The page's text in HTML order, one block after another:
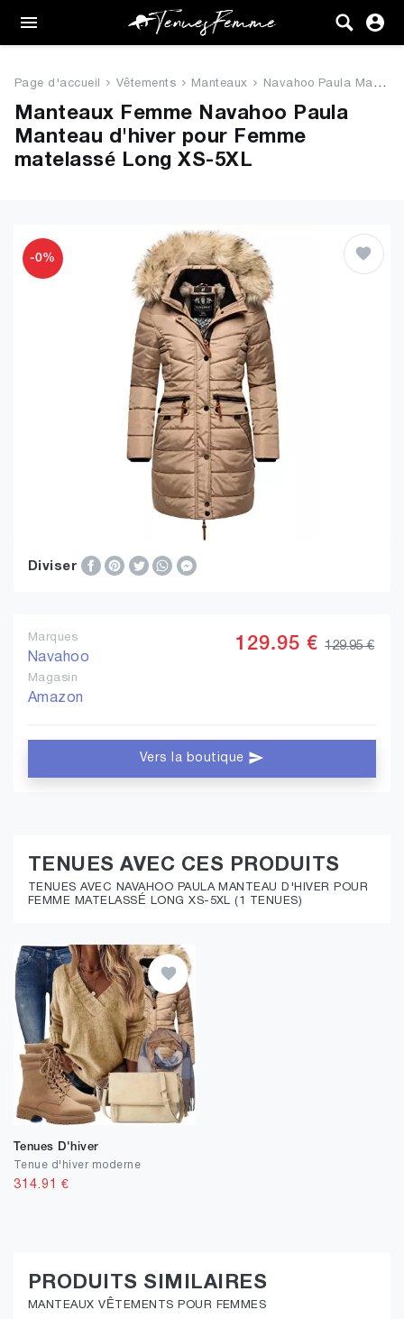
Femme
Vêtements
Chaussures
VENTE
Page d'accueil Vêtements Manteaux Navahoo Paula Manteau d'hiver ...
Manteaux Femme Navahoo Paula
Manteau d'hiver pour Femme
matelassé Long XS-5XL
-0%
Diviser
Marques
Navahoo
Magasin
Amazon
129.95 € 129.95 €
Vers la boutique
TENUES AVEC CES PRODUITS
TENUES AVEC NAVAHOO PAULA MANTEAU D'HIVER POUR
FEMME MATELASSÉ LONG XS-5XL (1 TENUES)
Tenues D'hiver
Tenue d'hiver moderne
314.91 €
PRODUITS SIMILAIRES
MANTEAUX VÊTEMENTS POUR FEMMES